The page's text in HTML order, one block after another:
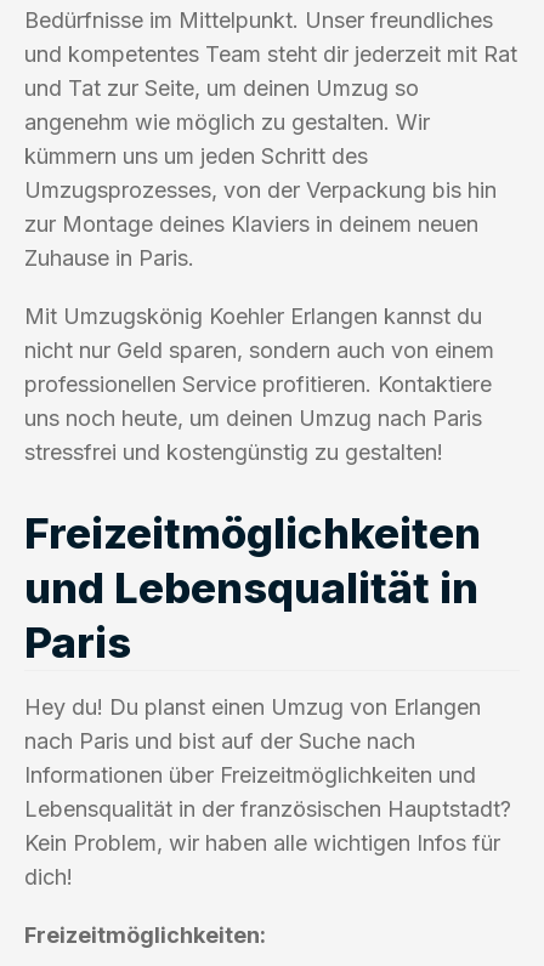
Bedürfnisse im Mittelpunkt. Unser freundliches
und kompetentes Team steht dir jederzeit mit Rat
und Tat zur Seite, um deinen Umzug so
angenehm wie möglich zu gestalten. Wir
kümmern uns um jeden Schritt des
Umzugsprozesses, von der Verpackung bis hin
zur Montage deines Klaviers in deinem neuen
Zuhause in Paris.
Mit Umzugskönig Koehler Erlangen kannst du
nicht nur Geld sparen, sondern auch von einem
professionellen Service profitieren. Kontaktiere
uns noch heute, um deinen Umzug nach Paris
stressfrei und kostengünstig zu gestalten!
Freizeitmöglichkeiten
und Lebensqualität in
Paris
Hey du! Du planst einen Umzug von Erlangen
nach Paris und bist auf der Suche nach
Informationen über Freizeitmöglichkeiten und
Lebensqualität in der französischen Hauptstadt?
Kein Problem, wir haben alle wichtigen Infos für
dich!
Freizeitmöglichkeiten: